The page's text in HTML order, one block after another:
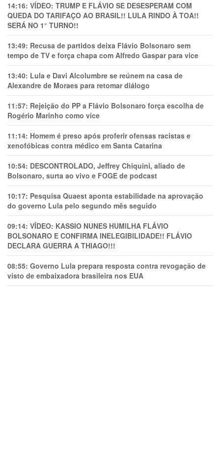
14:16: VÍDEO: TRUMP E FLÁVIO SE DESESPERAM COM
QUEDA DO TARIFAÇO AO BRASIL!! LULA RINDO À TOA!!
SERÁ NO 1° TURNO!!
13:49: Recusa de partidos deixa Flávio Bolsonaro sem
tempo de TV e força chapa com Alfredo Gaspar para vice
13:40: Lula e Davi Alcolumbre se reúnem na casa de
Alexandre de Moraes para retomar diálogo
11:57: Rejeição do PP a Flávio Bolsonaro força escolha de
Rogério Marinho como vice
11:14: Homem é preso após proferir ofensas racistas e
xenofóbicas contra médico em Santa Catarina
10:54: DESCONTROLADO, Jeffrey Chiquini, aliado de
Bolsonaro, surta ao vivo e FOGE de podcast
10:17: Pesquisa Quaest aponta estabilidade na aprovação
do governo Lula pelo segundo mês seguido
09:14: VÍDEO: KASSIO NUNES HUMlLHA FLÁVIO
BOLSONARO E CONFIRMA INELEGIBILIDADE!! FLÁVIO
DECLARA GUERRA A THIAGO!!!
08:55: Governo Lula prepara resposta contra revogação de
visto de embaixadora brasileira nos EUA